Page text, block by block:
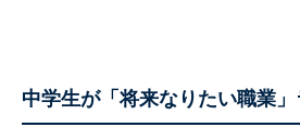
中学生が「将来なりたい職業